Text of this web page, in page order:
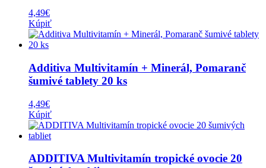
4,49€
Kúpiť
Additiva Multivitamín + Minerál, Pomaranč
šumivé tablety 20 ks
4,49€
Kúpiť
ADDITIVA Multivitamín tropické ovocie 20